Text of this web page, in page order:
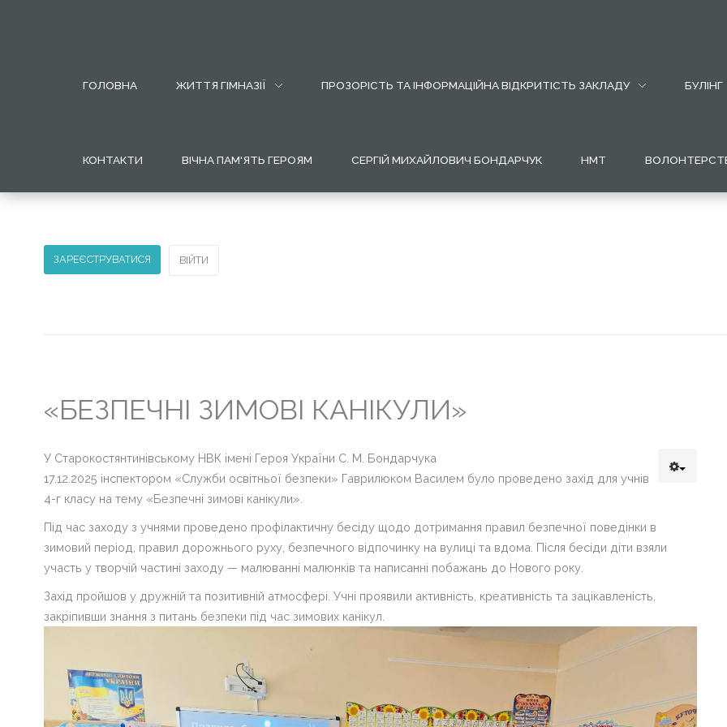
МОБІЛЬНИЙ
переходу
потрібно
лише
Головна
гімназії
Прозорість
інформаційна
закладу
Булінг
ГОЛОВНА ЖИТТЯ ГІМНАЗІЇ ПРОЗОРІСТЬ ТА ІНФОРМАЦІЙНА ВІДКРИТІСТЬ ЗАКЛАДУ БУЛІНГ
КОНТАКТИ ВІЧНА ПАМ'ЯТЬ ГЕРОЯМ СЕРГІЙ МИХАЙЛОВИЧ БОНДАРЧУК НМТ
ЗАРЕЄСТРУВАТИСЯ ВІЙТИ
«БЕЗПЕЧНІ ЗИМОВІ КАНІКУЛИ»
У Старокостянтинівському НВК імені Героя України С. М. Бондарчука
17.12.2025 інспектором «Служби освітньої безпеки» Гаврилюком Василем було проведено захід для учнів
4-г класу на тему «Безпечні зимові канікули».
Під час заходу з учнями проведено профілактичну бесіду щодо дотримання правил безпечної поведінки в
зимовий період, правил дорожнього руху, безпечного відпочинку на вулиці та вдома. Після бесіди діти взяли
участь у творчій частині заходу — малюванні малюнків та написанні побажань до Нового року.
Захід пройшов у дружній та позитивній атмосфері. Учні проявили активність, креативність та зацікавленість,
закріпивши знання з питань безпеки під час зимових канікул.